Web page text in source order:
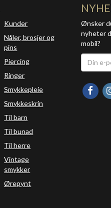
Kunder
Nåler, brosjer og
pins
Piercing
Ringer
Smykkepleie
Smykkeskrin
Til barn
Til bunad
Til herre
Vintage
smykker
Ørepynt
Ønsker
nyheter
mobil?